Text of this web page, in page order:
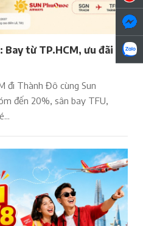
Bay từ TP.HCM, ưu đãi
đi Thành Đô cùng Sun
đến 20%, sân bay TFU,